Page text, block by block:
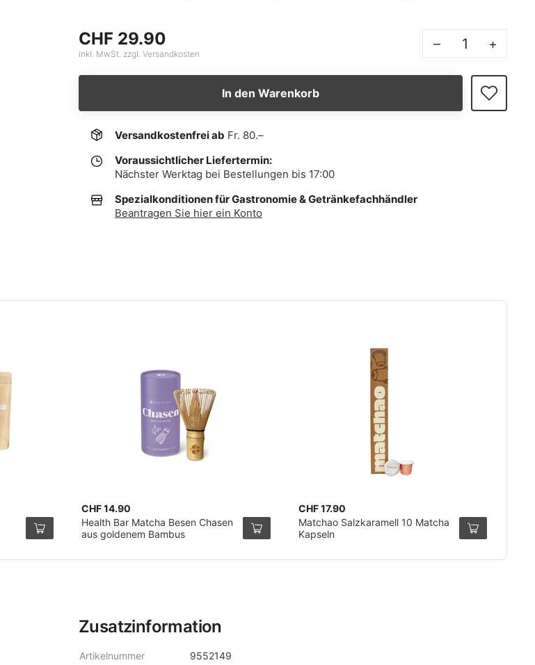
CHF 29.90
inkl. MwSt. zzgl. Versandkosten
– +
In den Warenkorb
Versandkostenfrei ab Fr. 80.–
Voraussichtlicher Liefertermin:
Nächster Werktag bei Bestellungen bis 17:00
Spezialkonditionen für Gastronomie & Getränkefachhändler
Beantragen Sie hier ein Konto
CHF 14.90
Health Bar Matcha Besen Chasen
aus goldenem Bambus
CHF 17.90
Matchao Salzkaramell 10 Matcha
Kapseln
Zusatzinformation
Artikelnummer 9552149